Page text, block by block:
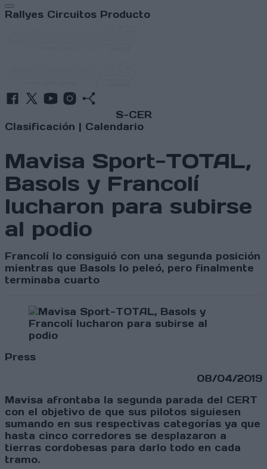
Abrir menú
Rallyes Circuitos Producto
S-CER
Clasificación | Calendario
Mavisa Sport-TOTAL,
Basols y Francolí
lucharon para subirse
al podio
Francolí lo consiguió con una segunda posición
mientras que Basols lo peleó, pero finalmente
terminaba cuarto
Press
08/04/2019
Mavisa afrontaba la segunda parada del CERT
con el objetivo de que sus pilotos siguiesen
sumando en sus respectivas categorías ya que
hasta cinco corredores se desplazaron a
tierras cordobesas para darlo todo en cada
tramo.